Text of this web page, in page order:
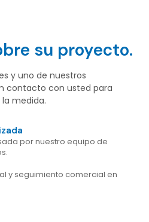
su proyecto.
y uno de nuestros
contacto con usted para
medida.
por nuestro equipo de
y seguimiento comercial en